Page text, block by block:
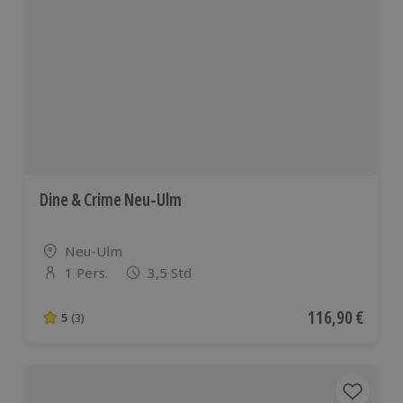
Dine & Crime Neu-Ulm
Standort
Neu-Ulm
Anzahl der Teilnehmer
1 Pers. 3,5 Std
5 von 5 Sternen basierend auf 3 Bewertungen
5 (3) Aktueller Preis
116,90 €